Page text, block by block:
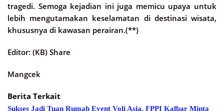
tragedi. Semoga kejadian ini juga memicu upaya untuk
lebih mengutamakan keselamatan di destinasi wisata,
khususnya di kawasan perairan.(**)
Editor: (KB) Share
Mangcek
Berita Terkait
Sukses Jadi Tuan Rumah Event Voli Asia, FPPI Kalbar Minta